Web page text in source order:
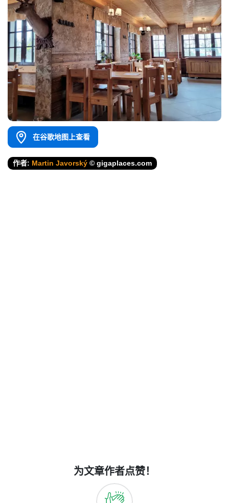
在谷歌地图上查看
作者: Martin Javorský © gigaplaces.com
为文章作者点赞！